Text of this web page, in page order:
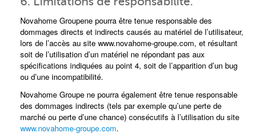
Novahome Groupene pourra être tenue responsable des
dommages directs et indirects causés au matériel de l’utilisateur,
lors de l’accès au site www.novahome-groupe.com, et résultant
soit de l’utilisation d’un matériel ne répondant pas aux
spécifications indiquées au point 4, soit de l’apparition d’un bug
ou d’une incompatibilité.
Novahome Groupe ne pourra également être tenue responsable
des dommages indirects (tels par exemple qu’une perte de
marché ou perte d’une chance) consécutifs à l’utilisation du site
www.novahome-groupe.com.